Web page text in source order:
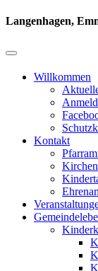
Langenhagen,
Willkommen
Kontakt